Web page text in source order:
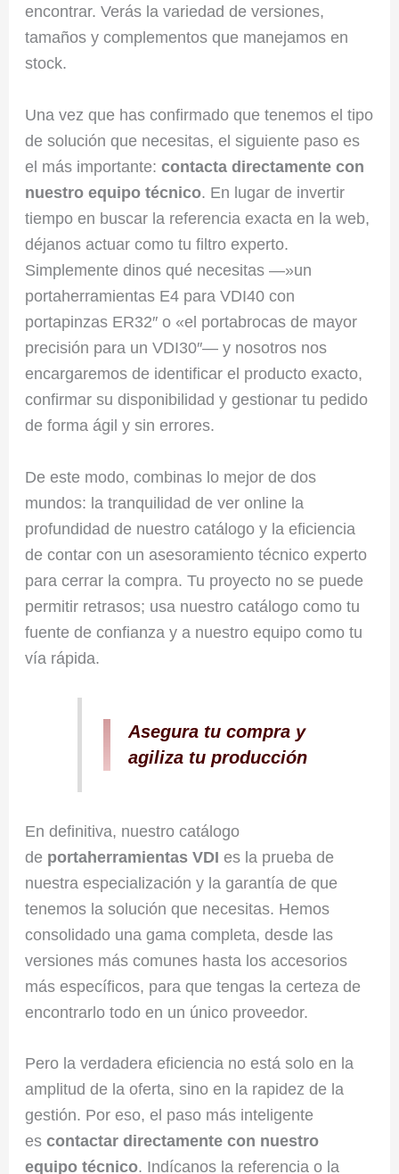
encontrar. Verás la variedad de versiones,
tamaños y complementos que manejamos en
stock.
Una vez que has confirmado que tenemos el tipo
de solución que necesitas, el siguiente paso es
el más importante: contacta directamente con
nuestro equipo técnico. En lugar de invertir
tiempo en buscar la referencia exacta en la web,
déjanos actuar como tu filtro experto.
Simplemente dinos qué necesitas —»un
portaherramientas E4 para VDI40 con
portapinzas ER32″ o «el portabrocas de mayor
precisión para un VDI30″— y nosotros nos
encargaremos de identificar el producto exacto,
confirmar su disponibilidad y gestionar tu pedido
de forma ágil y sin errores.
De este modo, combinas lo mejor de dos
mundos: la tranquilidad de ver online la
profundidad de nuestro catálogo y la eficiencia
de contar con un asesoramiento técnico experto
para cerrar la compra. Tu proyecto no se puede
permitir retrasos; usa nuestro catálogo como tu
fuente de confianza y a nuestro equipo como tu
vía rápida.
Asegura tu compra y
agiliza tu producción
En definitiva, nuestro catálogo
de portaherramientas VDI es la prueba de
nuestra especialización y la garantía de que
tenemos la solución que necesitas. Hemos
consolidado una gama completa, desde las
versiones más comunes hasta los accesorios
más específicos, para que tengas la certeza de
encontrarlo todo en un único proveedor.
Pero la verdadera eficiencia no está solo en la
amplitud de la oferta, sino en la rapidez de la
gestión. Por eso, el paso más inteligente
es contactar directamente con nuestro
equipo técnico. Indícanos la referencia o la